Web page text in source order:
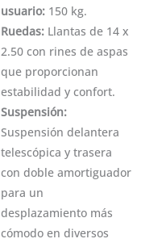
usuario:150 kg.
Ruedas:Llantas de 14 x
2.50 con rines de aspas
que proporcionan
estabilidad y confort.
Suspensión:
Suspensión delantera
telescópica y trasera
con doble amortiguador
para un
desplazamiento más
cómodo en diversos